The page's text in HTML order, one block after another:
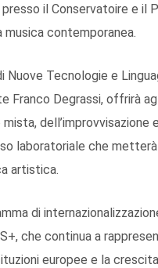
il Conservatoire e il
contemporanea.
Tecnologie e
Degrassi, offrirà
dell’improvvisazione
laboratoriale che
artistica.
di
che continua a
europee e la